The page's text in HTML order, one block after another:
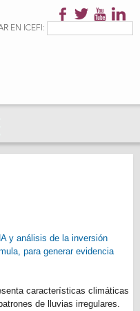
de
EN ICEFI:
y análisis de la inversión
para generar evidencia
características climáticas
de lluvias irregulares.